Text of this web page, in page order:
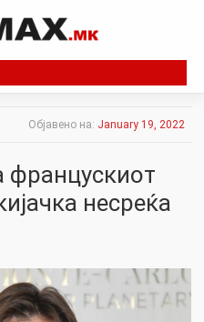
Објавено на: January 19, 2022
францускиот
нecpеќа